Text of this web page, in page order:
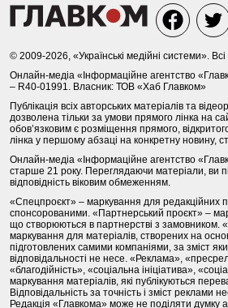
© 2009-2026, «Українські медійні системи».
Онлайн-медіа «Інформаційне агентство
– R40-01991. Власник: ТОВ «Хаб Главком»
Публікація всіх авторських матеріалів та
дозволена тільки за умови прямого лінка на
обов’язковим є розміщення прямого,
лінка у першому абзаці на конкретну новину,
Онлайн-медіа «Інформаційне агентство
старше 21 року. Переглядаючи матеріали, ви
відповідність віковим обмеженням.
«Спецпроєкт» – маркування для редакційних
спонсорованими. «Партнерський проєкт» –
що створюються в партнерстві з замовником.
маркування для матеріалів, створених на
підготовлених самими компаніями, за зміст
відповідальності не несе. «Реклама»,
«благодійність», «соціальна ініціатива»,
маркування матеріалів, які публікуються
Відповідальність за точність і зміст реклами
Редакція «Главкома» може не поділяти думку